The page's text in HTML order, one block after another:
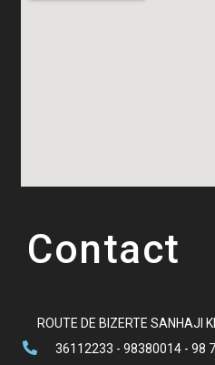
Contact
ROUTE DE BIZERTE
36112233 - 98380014 - 98